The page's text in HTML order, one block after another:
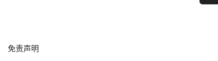
免
免责声明